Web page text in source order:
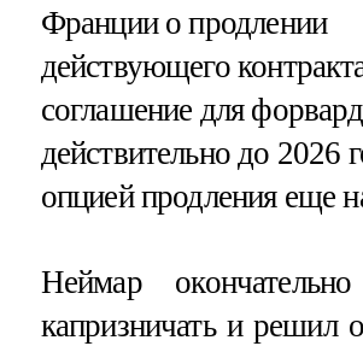
Франции о продлении
действующего
соглашение для
действительно до 2026
опцией продления еще
Неймар
капризничать и решил